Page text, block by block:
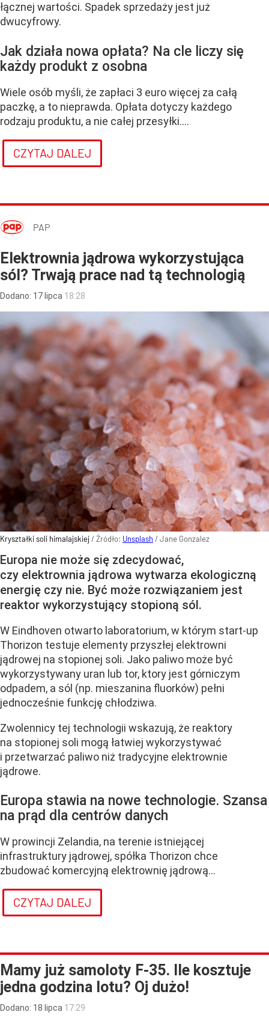
łącznej wartości. Spadek sprzedaży jest już
dwucyfrowy.
Jak działa nowa opłata? Na cle liczy się
każdy produkt z osobna
Wiele osób myśli, że zapłaci 3 euro więcej za całą
paczkę, a to nieprawda. Opłata dotyczy każdego
rodzaju produktu, a nie całej przesyłki....
CZYTAJ DALEJ
PAP
Elektrownia jądrowa wykorzystująca
sól? Trwają prace nad tą technologią
Dodano: 17lipca 18:28
Kryształki soli himalajskiej/ Źródło: Unsplash / Jane Gonzalez
Europa nie może się zdecydować,
czy elektrownia jądrowa wytwarza ekologiczną
energię czy nie. Być może rozwiązaniem jest
reaktor wykorzystujący stopioną sól.
W Eindhoven otwarto laboratorium, w którym start-up
Thorizon testuje elementy przyszłej elektrowni
jądrowej na stopionej soli. Jako paliwo może być
wykorzystywany uran lub tor, ktory jest górniczym
odpadem, a sól (np. mieszanina fluorków) pełni
jednocześnie funkcję chłodziwa.
Zwolennicy tej technologii wskazują, że reaktory
na stopionej soli mogą łatwiej wykorzystywać
i przetwarzać paliwo niż tradycyjne elektrownie
jądrowe.
Europa stawia na nowe technologie. Szansa
na prąd dla centrów danych
W prowincji Zelandia, na terenie istniejącej
infrastruktury jądrowej, spółka Thorizon chce
zbudować komercyjną elektrownię jądrową...
CZYTAJ DALEJ
Mamy już samoloty F-35. Ile kosztuje
jedna godzina lotu? Oj dużo!
Dodano: 18 lipca 17:29